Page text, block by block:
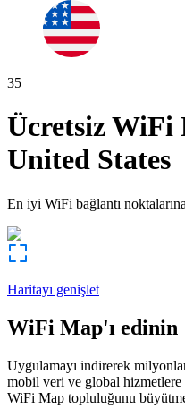
35
Ücretsiz WiFi
United States
En iyi WiFi bağlantı
Haritayı genişlet
WiFi Map'ı edinin
Uygulamayı indirerek
mobil veri ve global
WiFi Map topluluğunu